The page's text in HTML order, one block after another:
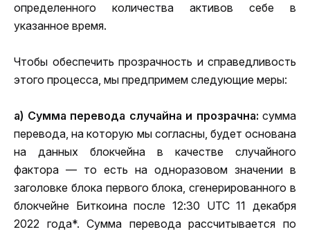
определенного количества активов себе в
указанное время.
Чтобы обеспечить прозрачность и справедливость
этого процесса, мы предпримем следующие меры:
a) Сумма перевода случайна и прозрачна: сумма
перевода, на которую мы согласны, будет основана
на данных блокчейна в качестве случайного
фактора — то есть на одноразовом значении в
заголовке блока первого блока, сгенерированного в
блокчейне Биткоина после 12:30 UTC 11 декабря
2022 года*. Сумма перевода рассчитывается по